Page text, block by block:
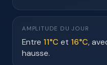
AMPLITUDE DU JOUR
Entre 11°C et 16°C,
hausse.